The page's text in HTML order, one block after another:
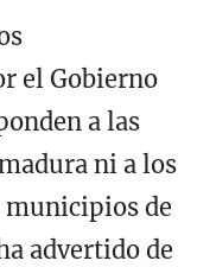
el Gobierno
a las
ni a los
de
advertido de